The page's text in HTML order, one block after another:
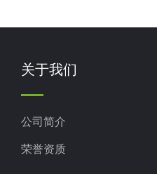
关于我们
公司简介
荣誉资质